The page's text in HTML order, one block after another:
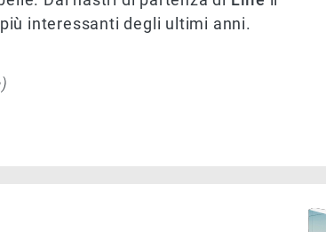
interessanti degli ultimi anni.